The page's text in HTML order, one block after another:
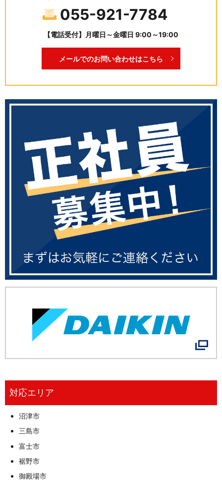
055-921-7784
【電話受付】月曜日～金曜日 9:00～19:00
メールでのお問い合わせはこちら
対応エリア
沼津市
三島市
富士市
裾野市
御殿場市